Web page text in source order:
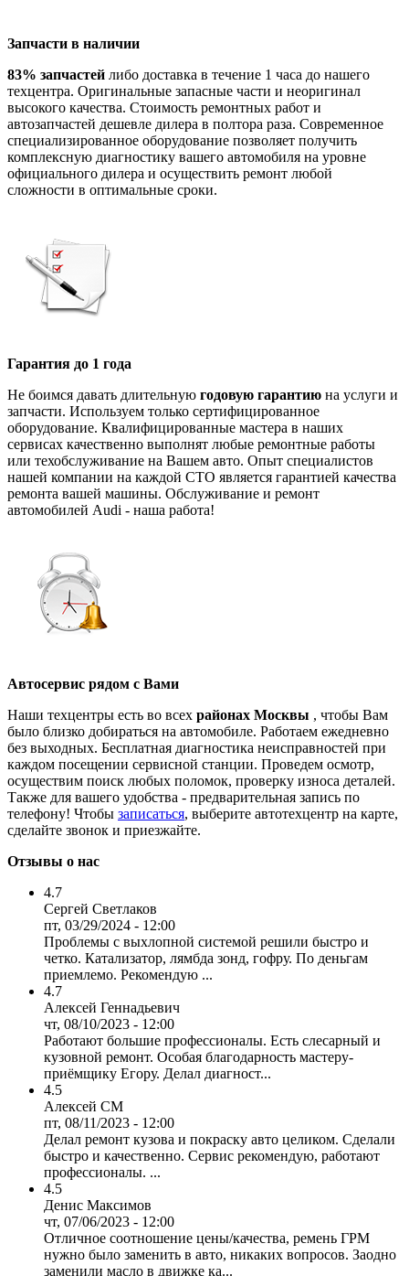
Запчасти в наличии
83% запчастей либо доставка в течение 1 часа до нашего
техцентра. Оригинальные запасные части и неоригинал
высокого качества. Стоимость ремонтных работ и
автозапчастей дешевле дилера в полтора раза. Современное
специализированное оборудование позволяет получить
комплексную диагностику вашего автомобиля на уровне
официального дилера и осуществить ремонт любой
сложности в оптимальные сроки.
Гарантия до 1 года
Не боимся давать длительную годовую гарантию на услуги и
запчасти. Используем только сертифицированное
оборудование. Квалифицированные мастера в наших
сервисах качественно выполнят любые ремонтные работы
или техобслуживание на Вашем авто. Опыт специалистов
нашей компании на каждой СТО является гарантией качества
ремонта вашей машины. Обслуживание и ремонт
автомобилей Audi - наша работа!
Автосервис рядом с Вами
Наши техцентры есть во всех районах Москвы , чтобы Вам
было близко добираться на автомобиле. Работаем ежедневно
без выходных. Бесплатная диагностика неисправностей при
каждом посещении сервисной станции. Проведем осмотр,
осуществим поиск любых поломок, проверку износа деталей.
Также для вашего удобства - предварительная запись по
телефону! Чтобы записаться, выберите автотехцентр на карте,
сделайте звонок и приезжайте.
Отзывы о нас
4.7
Сергей Светлаков
пт, 03/29/2024 - 12:00
Проблемы с выхлопной системой решили быстро и
четко. Катализатор, лямбда зонд, гофру. По деньгам
приемлемо. Рекомендую ...
4.7
Алексей Геннадьевич
чт, 08/10/2023 - 12:00
Работают большие профессионалы. Есть слесарный и
кузовной ремонт. Особая благодарность мастеру-
приёмщику Егору. Делал диагност...
4.5
Алексей СМ
пт, 08/11/2023 - 12:00
Делал ремонт кузова и покраску авто целиком. Сделали
быстро и качественно. Сервис рекомендую, работают
профессионалы. ...
4.5
Денис Максимов
чт, 07/06/2023 - 12:00
Отличное соотношение цены/качества, ремень ГРМ
нужно было заменить в авто, никаких вопросов. Заодно
заменили масло в движке ка...